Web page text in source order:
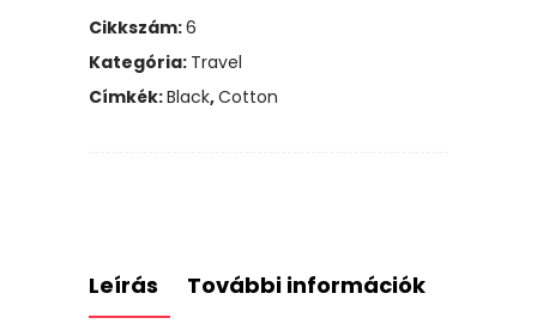
Cikkszám:6
Kategória: Travel
Címkék:Black,Cotton
Leírás További információk